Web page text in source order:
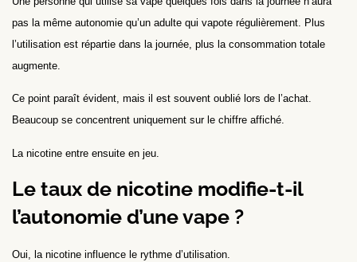
pas la même autonomie qu’un adulte qui vapote régulièrement. Plus
l’utilisation est répartie dans la journée, plus la consommation totale
augmente.
Ce point paraît évident, mais il est souvent oublié lors de l’achat.
Beaucoup se concentrent uniquement sur le chiffre affiché.
La nicotine entre ensuite en jeu.
Le taux de nicotine modifie-t-il
l’autonomie d’une vape ?
Oui, la nicotine influence le rythme d’utilisation.